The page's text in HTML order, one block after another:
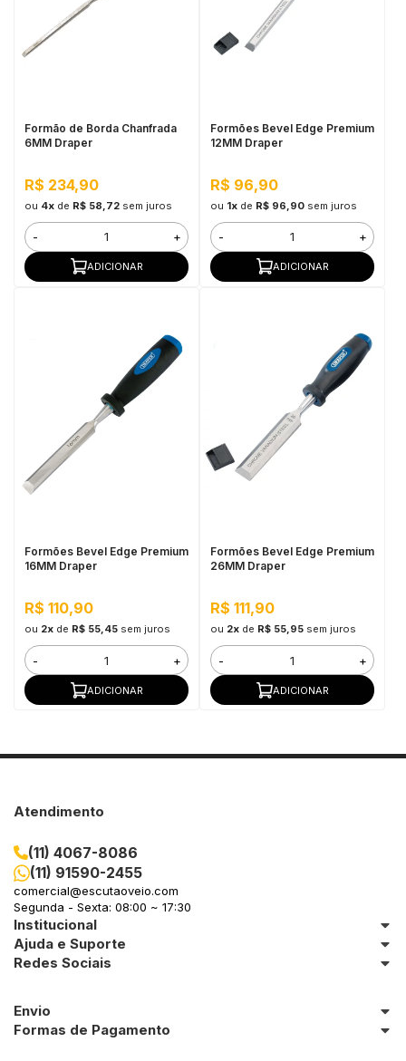
Formão de Borda Chanfrada
6MM Draper
R$ 234,90
ou 4xde R$ 58,72 sem juros
- +
ADICIONAR
Formões Bevel Edge Premium
12MM Draper
R$ 96,90
ou 1xde R$ 96,90 sem juros
- +
ADICIONAR
Formões Bevel Edge Premium
16MM Draper
R$ 110,90
ou 2xde R$ 55,45 sem juros
- +
ADICIONAR
Formões Bevel Edge Premium
26MM Draper
R$ 111,90
ou 2xde R$ 55,95 sem juros
- +
ADICIONAR
Atendimento
(11) 4067-8086
(11) 91590-2455
comercial@escutaoveio.com
Segunda - Sexta: 08:00 ~ 17:30
Institucional
Ajuda e Suporte
Redes Sociais
Envio
Formas de Pagamento